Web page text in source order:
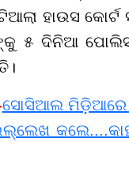
ହାଉସ
୫ ଦିନିଆ
ସୋସିଆଲ ମିଡ଼ିଆରେ